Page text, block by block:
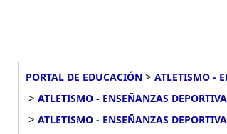
PORTAL DE EDUCACIÓN > ATLETISMO -
> ATLETISMO - ENSEÑANZAS
> ATLETISMO - ENSEÑANZAS